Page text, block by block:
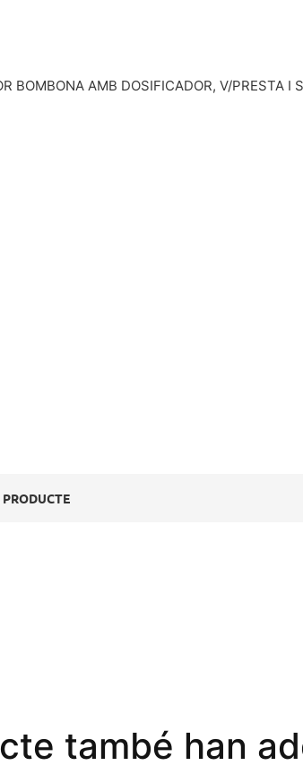
BOMBONA AMB DOSIFICADOR, V/PRESTA I
també han